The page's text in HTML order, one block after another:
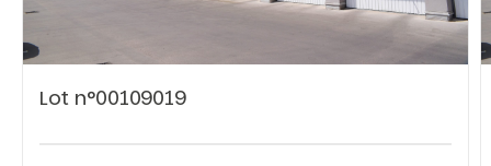
Lot n°00109019